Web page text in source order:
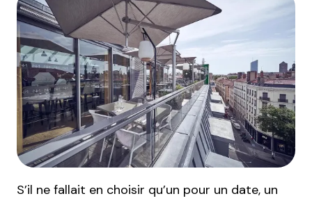
S’il ne fallait en choisir qu’un pour un date, un